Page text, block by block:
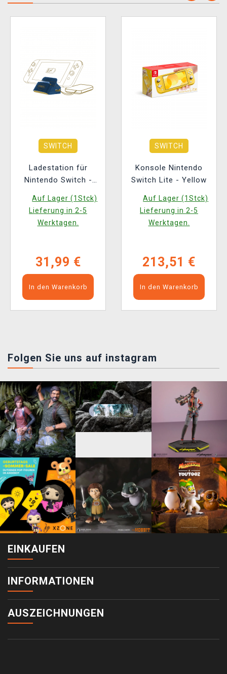
SWITCH
Ladestation für
Nintendo Switch -
Auf Lager (1Stck)
Lieferung in 2-5
Werktagen.
31,99 €
In den Warenkorb
SWITCH
Konsole Nintendo
Switch Lite - Yellow
Auf Lager (1Stck)
Lieferung in 2-5
Werktagen.
213,51 €
In den Warenkorb
Folgen Sie uns auf instagram
EINKAUFEN
INFORMATIONEN
AUSZEICHNUNGEN